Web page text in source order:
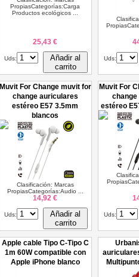
PropiasCategorías:Carga
Productos ecológicos ...
25,43 €
Uds:
Añadir al
carrito
Uds:
Muvit For Change muvit for
change auriculares
estéreo E57 3.5mm
blancos
Clasificación: Marcas
PropiasCategorías:Audio ...
14,92 €
Uds:
Añadir al
carrito
Muvit For
estéreo
Uds:
Apple cable Tipo C-Tipo C
1m 60W compatible con
Apple iPhone blanco